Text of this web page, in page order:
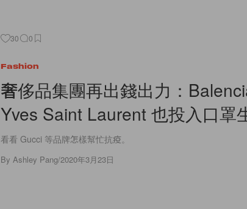
30 0
Fashion
奢侈品集團再出錢出力：
Yves Saint Laurent 也投入口罩
看看 Gucci 等品牌怎樣幫忙抗疫。
By Ashley Pang/2020年3月23日